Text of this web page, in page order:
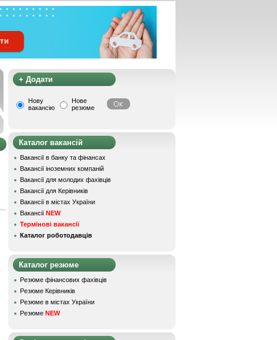
+ Додати
Нову
вакансію
Нове
резюме
Каталог вакансій
Вакансії в банку та фінансах
Вакансії іноземних компаній
Вакансії для молодих фахівців
Вакансії для Керівників
Вакансії в містах України
Вакансії NEW
Термінові вакансії
Каталог роботодавців
Каталог резюме
Резюме фінансових фахівців
Резюме Керівників
Резюме в містах України
Резюме NEW